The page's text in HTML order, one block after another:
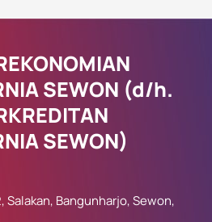
SEWON (d/h.
SEWON)
Salakan, Bangunharjo, Sewon,